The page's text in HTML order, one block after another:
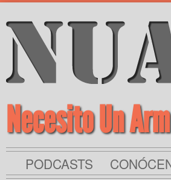
Necesito Un
PODCASTS